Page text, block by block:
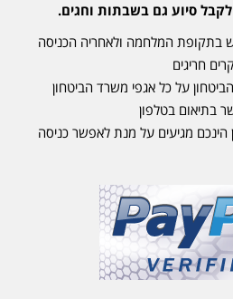
סיוע גם בשבתות וחגים.
בתקופת המלחמה ולאחריה הכניסה
חריגים
על כל אגפי משרד הביטחון
בתיאום בטלפון
הינכם מגיעים על מנת לאפשר כניסה